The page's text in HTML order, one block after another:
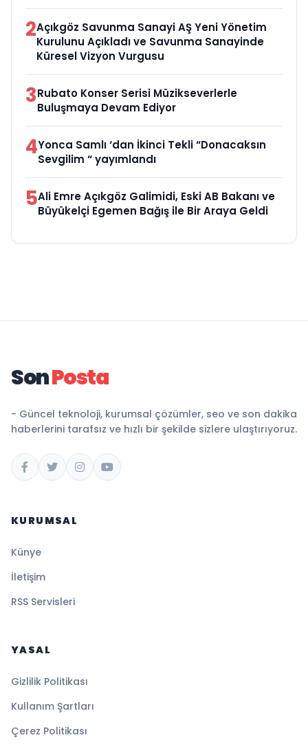
2Açıkgöz Savunma Sanayi AŞ Yeni Yönetim
Kurulunu Açıkladı ve Savunma Sanayinde
Küresel Vizyon Vurgusu
3Rubato Konser Serisi Müzikseverlerle
Buluşmaya Devam Ediyor
4Yonca Samlı ‘dan İkinci Tekli “Donacaksın
Sevgilim “ yayımlandı
5Ali Emre Açıkgöz Galimidi, Eski AB Bakanı ve
Büyükelçi Egemen Bağış ile Bir Araya Geldi
SonPosta
- Güncel teknoloji, kurumsal çözümler, seo ve son dakika
haberlerini tarafsız ve hızlı bir şekilde sizlere ulaştırıyoruz.
KURUMSAL
Künye
İletişim
RSS Servisleri
YASAL
Gizlilik Politikası
Kullanım Şartları
Çerez Politikası